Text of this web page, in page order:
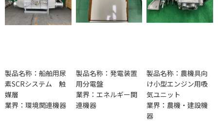
製品名称：船舶用尿
素SCRシステム 触
媒層
業界：環境関連機器
製品名称：発電装置
用分電盤
業界：エネルギー関
連機器
製品名称：農機具向
け小型エンジン用吸
気ユニット
業界：農機・建設機
器